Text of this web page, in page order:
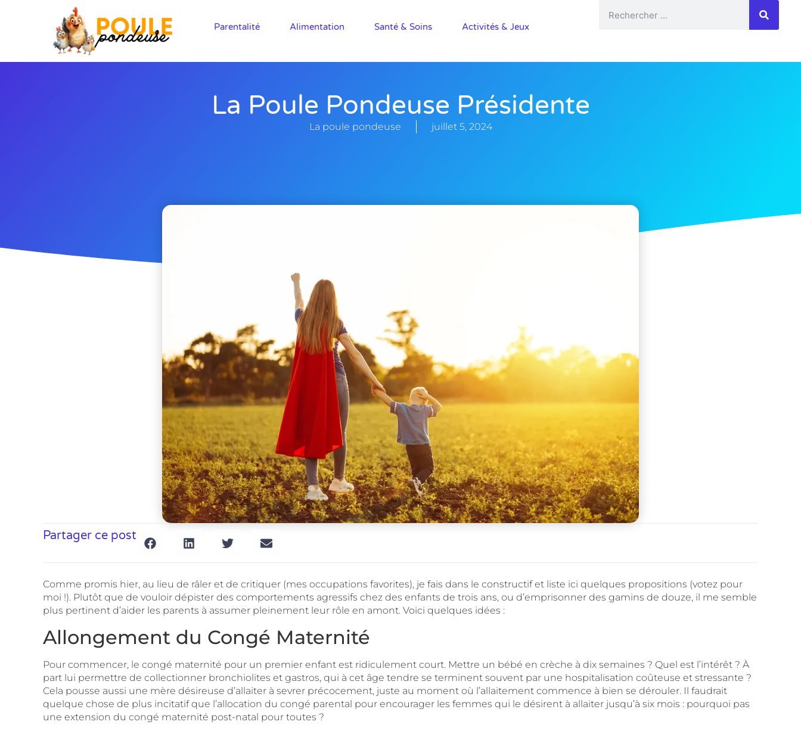
Parentalité Alimentation Santé & Soins Activités & Jeux
La Poule Pondeuse Présidente
La poule pondeuse juillet 5, 2024
Partager ce post
Comme promis hier, au lieu de râler et de critiquer (mes occupations favorites), je fais dans le constructif et liste ici quelques propositions (votez pour
moi !). Plutôt que de vouloir dépister des comportements agressifs chez des enfants de trois ans, ou d’emprisonner des gamins de douze, il me semble
plus pertinent d’aider les parents à assumer pleinement leur rôle en amont. Voici quelques idées :
Allongement du Congé Maternité
Pour commencer, le congé maternité pour un premier enfant est ridiculement court. Mettre un bébé en crèche à dix semaines ? Quel est l’intérêt ? À
part lui permettre de collectionner bronchiolites et gastros, qui à cet âge tendre se terminent souvent par une hospitalisation coûteuse et stressante ?
Cela pousse aussi une mère désireuse d’allaiter à sevrer précocement, juste au moment où l’allaitement commence à bien se dérouler. Il faudrait
quelque chose de plus incitatif que l’allocation du congé parental pour encourager les femmes qui le désirent à allaiter jusqu’à six mois : pourquoi pas
une extension du congé maternité post-natal pour toutes ?